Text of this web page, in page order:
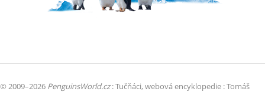
© 2009–2026 PenguinsWorld.cz: Tučňáci, webová encyklopedie : Tomáš